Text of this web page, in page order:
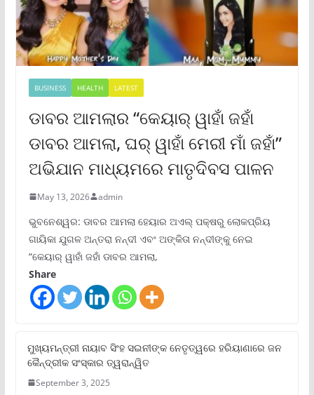
BUSINESS HEALTH LATEST
ଡାବର ଆମଲାର “କେୟାର୍ ୱାହାଁ ଜହାଁ
ଡାବର ଆମଲା, ଘର୍ ୱାହାଁ ମେରୀ ମାଁ ଜହାଁ”
ଅଭିଯାନ ମାଧ୍ୟମରେ ମାତୃଦିବସ ପାଳନ
May 13, 2026 admin
ଭୁବନେଶ୍ୱର: ଡାବର ଆମଲା ହେୟାର ଅଏଲ୍ ପକ୍ଷରୁ ଲୋକପ୍ରିୟ
ଗାୟିକା ଯୁଗଳ ଅନ୍ତରା ନନ୍ଦୀ ଏବଂ ଅଙ୍କିତା ନନ୍ଦୀଙ୍କୁ ନେଇ
“କେୟାର୍ ୱାହାଁ ଜହାଁ ଡାବର ଆମଲା,
Share
ମୁଖ୍ୟମନ୍ତ୍ରୀ ନାୟାବ ସିଂହ ସଇନୀଙ୍କ ନେତୃତ୍ୱରେ ହରିୟାଣାରେ ଜନ
କୈନ୍ଦ୍ରୀକ ସଂସ୍କାର ତ୍ୱରାନ୍ୱିତ
September 3, 2025